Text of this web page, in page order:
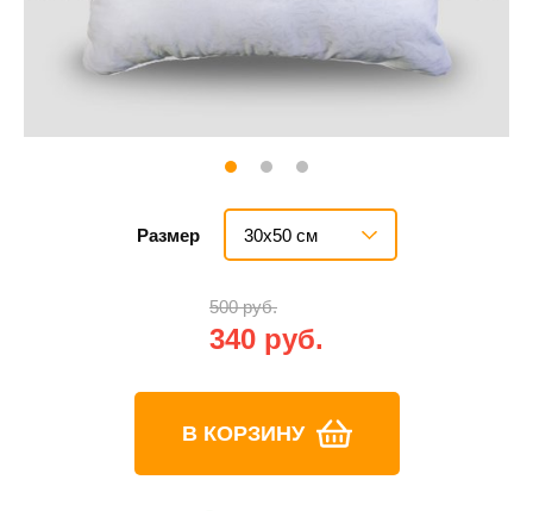
Размер 30х50 см
500 руб.
340 руб.
В КОРЗИНУ